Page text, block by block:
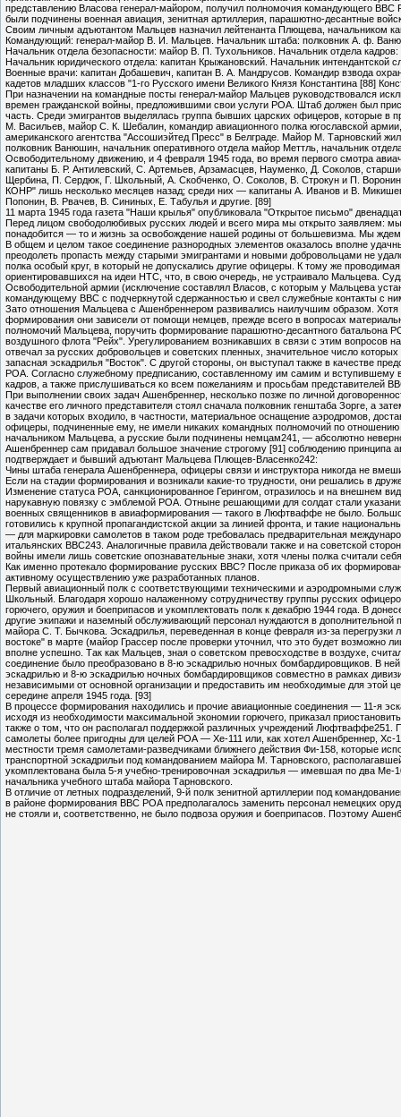
представлению Власова генерал-майором, получил полномочия командующего
были подчинены военная авиация, зенитная артиллерия, парашютно-десантные
Своим личным адъютантом Мальцев назначил лейтенанта Плющева, начальником
Командующий: генерал-майор В. И. Мальцев. Начальник штаба: полковник А. ф.
Начальник отдела безопасности: майор В. П. Тухольников. Начальник отдела
Начальник юридического отдела: капитан Крыжановский. Начальник
Военные врачи: капитан Добашевич, капитан В. А. Мандрусов. Командир взвода
кадетов младших классов "1-го Русского имени Великого Князя Константина [88]
При назначении на командные посты генерал-майор Мальцев руководствовался
времен гражданской войны, предложившими свои услуги РОА. Штаб должен был
часть. Среди эмигрантов выделялась группа бывших царских офицеров, которые в
М. Васильев, майор С. К. Шебалин, командир авиационного полка югославской
американского агентства "Ассошиэйтед Пресс" в Белграде. Майор М. Тарновский
полковник Ванюшин, начальник оперативного отдела майор Меттль, начальник
Освободительному движению, и 4 февраля 1945 года, во время первого смотра
капитаны Б. Р. Антилевский, С. Артемьев, Арзамасцев, Науменко, Д. Соколов,
Щербина, П. Сердюк, Г. Школьный, А. Скобченко, О. Соколов, В. Строкун и П.
КОНР" лишь несколько месяцев назад; среди них — капитаны А. Иванов и В.
Попонин, В. Рвачев, В. Сининых, Е. Табулья и другие. [89]
11 марта 1945 года газета "Наши крылья" опубликовала "Открытое письмо"
Перед лицом свободолюбивых русских людей и всего мира мы открыто заявляем:
понадобится — то и жизнь за освобождение нашей родины от большевизма. Мы
В общем и целом такое соединение разнородных элементов оказалось вполне
преодолеть пропасть между старыми эмигрантами и новыми добровольцами не
полка особый круг, в который не допускались другие офицеры. К тому же
ориентировавшихся на идеи НТС, что, в свою очередь, не устраивало Мальцева.
Освободительной армии (исключение составлял Власов, с которым у Мальцева
командующему ВВС с подчеркнутой сдержанностью и свел служебные контакты с
Зато отношения Мальцева с Ашенбреннером развивались наилучшим образом.
формирования они зависели от помощи немцев, прежде всего в вопросах
полномочий Мальцева, поручить формирование парашютно-десантного
воздушного флота "Рейх". Урегулированием возникавших в связи с этим вопросов
отвечал за русских добровольцев и советских пленных, значительное число
запасная эскадрилья "Восток". С другой стороны, он выступал также в качестве
РОА. Согласно служебному предписанию, составленному им самим и вступившему в
кадров, а также прислушиваться ко всем пожеланиям и просьбам представителей
При выполнении своих задач Ашенбреннер, несколько позже по личной
качестве его личного представителя стоял сначала полковник генштаба Зорге, а
в задачи которых входило, в частности, материальное оснащение аэродромов,
офицеры, подчиненные ему, не имели никаких командных полномочий по
начальником Мальцева, а русские были подчинены немцам241, — абсолютно
Ашенбреннер сам придавал большое значение строгому [91] соблюдению принципа
подтверждает и бывший адъютант Мальцева Плющев-Власенко242:
Чины штаба генерала Ашенбреннера, офицеры связи и инструктора никогда не
Если на стадии формирования и возникали какие-то трудности, они решались в
Изменение статуса РОА, санкционированное Герингом, отразилось и на внешнем
нарукавную повязку с эмблемой РОА. Отныне решающими для солдат стали
военных священников в авиаформирования — такого в Люфтваффе не было.
готовились к крупной пропагандистской акции за линией фронта, и такие
— для маркировки самолетов в таком роде требовалась предварительная
итальянских ВВС243. Аналогичные правила действовали также и на советской
войны имели лишь советские опознавательные знаки, хотя члены полка считали
Как именно протекало формирование русских ВВС? После приказа об их
активному осуществлению уже разработанных планов.
Первый авиационный полк с соответствующими техническими и аэродромными
Школьный. Благодаря хорошо налаженному сотрудничеству группы русских
горючего, оружия и боеприпасов и укомплектовать полк к декабрю 1944 года. В
другие экипажи и наземный обслуживающий персонал нуждаются в
майора С. Т. Бычкова. Эскадрилья, переведенная в конце февраля из-за
востоке" в марте (майор Грассер после проверки уточнил, что это будет возможно
вполне успешно. Так как Мальцев, зная о советском превосходстве в воздухе,
соединение было преобразовано в 8-ю эскадрилью ночных бомбардировщиков. В
эскадрилью и 8-ю эскадрилью ночных бомбардировщиков совместно в рамках
независимыми от основной организации и предоставить им необходимые для
середине апреля 1945 года. [93]
В процессе формирования находились и прочие авиационные соединения — 11-я
исходя из необходимости максимальной экономии горючего, приказал
также о том, что он располагал поддержкой различных учреждений
самолеты более пригодны для целей РОА — Хе-111 или, как хотел Ашенбреннер,
местности тремя самолетами-разведчиками ближнего действия Фи-158, которые
транспортной эскадрильи под командованием майора М. Тарновского,
укомплектована была 5-я учебно-тренировочная эскадрилья — имевшая по два
начальника учебного штаба майора Тарновского.
В отличие от летных подразделений, 9-й полк зенитной артиллерии под
в районе формирования ВВС РОА предполагалось заменить персонал немецких
не стояли и, соответственно, не было подвоза оружия и боеприпасов. Поэтому